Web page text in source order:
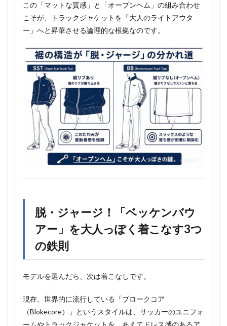
この「マットな質感」と「オープンヘム」の組み合わせ
こそが、トラックジャケットを「大人のライトアウタ
ー」へと昇華させる論理的な根拠なのです。
脱・ジャージ！「ベッケンバウ
アー」を大人っぽく着こなす3つ
の鉄則
モデルを選んだら、次は着こなしです。
現在、世界的に流行している「ブロークコア
（Blokecore）」というスタイルは、サッカーのユニフォ
ームやトラックジャケットを、あえてドレス感のあるア